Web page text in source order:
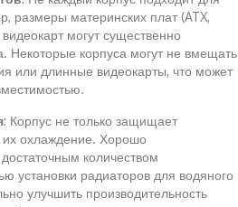
размеры материнских плат (ATX,
могут существенно
Некоторые корпуса могут не вмещать
или длинные видеокарты, что может
: Корпус не только защищает
их охлаждение. Хорошо
количеством
установки радиаторов для водяного
улучшить производительность